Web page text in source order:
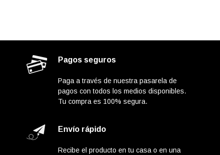
Pagos seguros
Paga a través de nuestra pasarela de
pagos con todos los medios disponibles.
Tu compra es 100% segura.
Envío rápido
Recibe el producto en tu casa o en una